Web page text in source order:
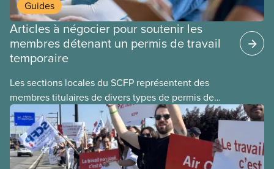
Guides
Articles à négocier pour soutenir les
membres détenant un permis de travail
temporaire
Les sections locales du SCFP représentent des
membres titulaires de divers types de permis de
travail temporaires, incluant les permis pour
travailleuses et travailleurs étrangers temporaires,
les permis d’études et les permis de
travail postdiplôme.